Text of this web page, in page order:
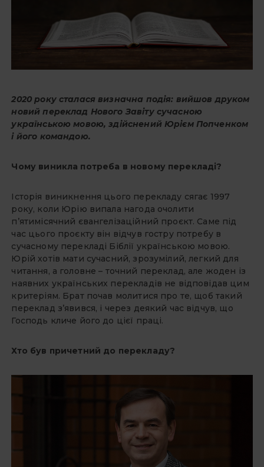
2020 року сталася визначна подія: вийшов друком
новий переклад Нового Завіту сучасною
українською мовою, здійснений Юрієм Попченком
і його командою.
Чому виникла потреба в новому перекладі?
Історія виникнення цього перекладу сягає 1997
року, коли Юрію випала нагода очолити
п’ятимісячний євангелізаційний проєкт. Саме під
час цього проєкту він відчув гостру потребу в
сучасному перекладі Біблії українською мовою.
Юрій хотів мати сучасний, зрозумілий, легкий для
читання, а головне – точний переклад, але жоден із
наявних українських перекладів не відповідав цим
критеріям. Брат почав молитися про те, щоб такий
переклад з’явився, і через деякий час відчув, що
Господь кличе його до цієї праці.
Хто був причетний до перекладу?